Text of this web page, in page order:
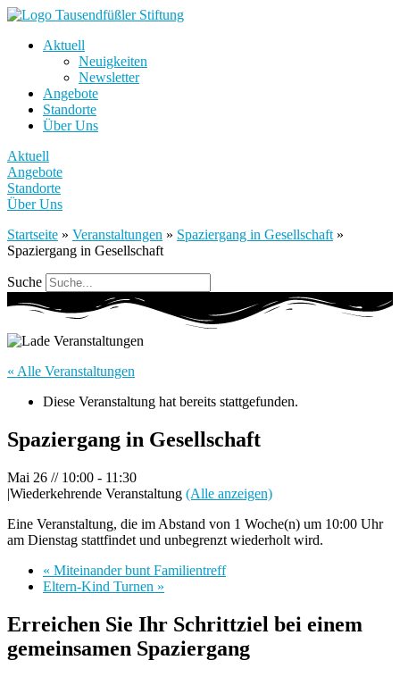
Aktuell
Neuigkeiten
Newsletter
Angebote
Standorte
Über Uns
Aktuell
Angebote
Standorte
Über Uns
Startseite » Veranstaltungen » Spaziergang in Gesellschaft »
Spaziergang in Gesellschaft
Suche
« Alle Veranstaltungen
Diese Veranstaltung hat bereits stattgefunden.
Spaziergang in Gesellschaft
Mai 26 // 10:00 - 11:30
|Wiederkehrende Veranstaltung (Alle anzeigen)
Eine Veranstaltung, die im Abstand von 1 Woche(n) um 10:00 Uhr
am Dienstag stattfindet und unbegrenzt wiederholt wird.
« Miteinander bunt Familientreff
Eltern-Kind Turnen »
Erreichen Sie Ihr Schrittziel bei einem
gemeinsamen Spaziergang